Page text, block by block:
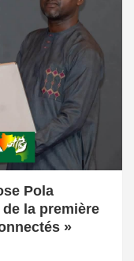
Pola
la première
»